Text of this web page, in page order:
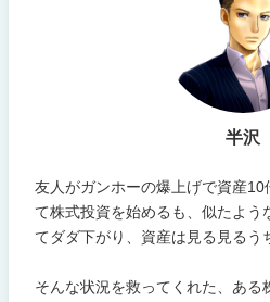
半沢
友人がガンホーの爆上げで資産
て株式投資を始めるも、似たよう
てダダ下がり、資産は見る見るう
そんな状況を救ってくれた、ある